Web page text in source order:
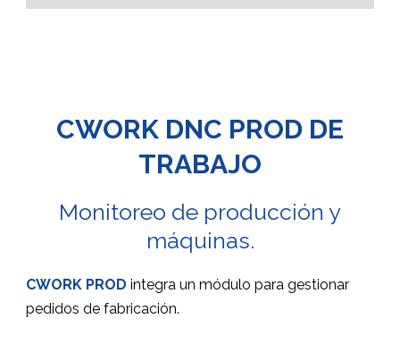
CWORK DNC PROD DE
TRABAJO
Monitoreo de producción y
máquinas.
CWORK PROD integra un módulo para gestionar
pedidos de fabricación.